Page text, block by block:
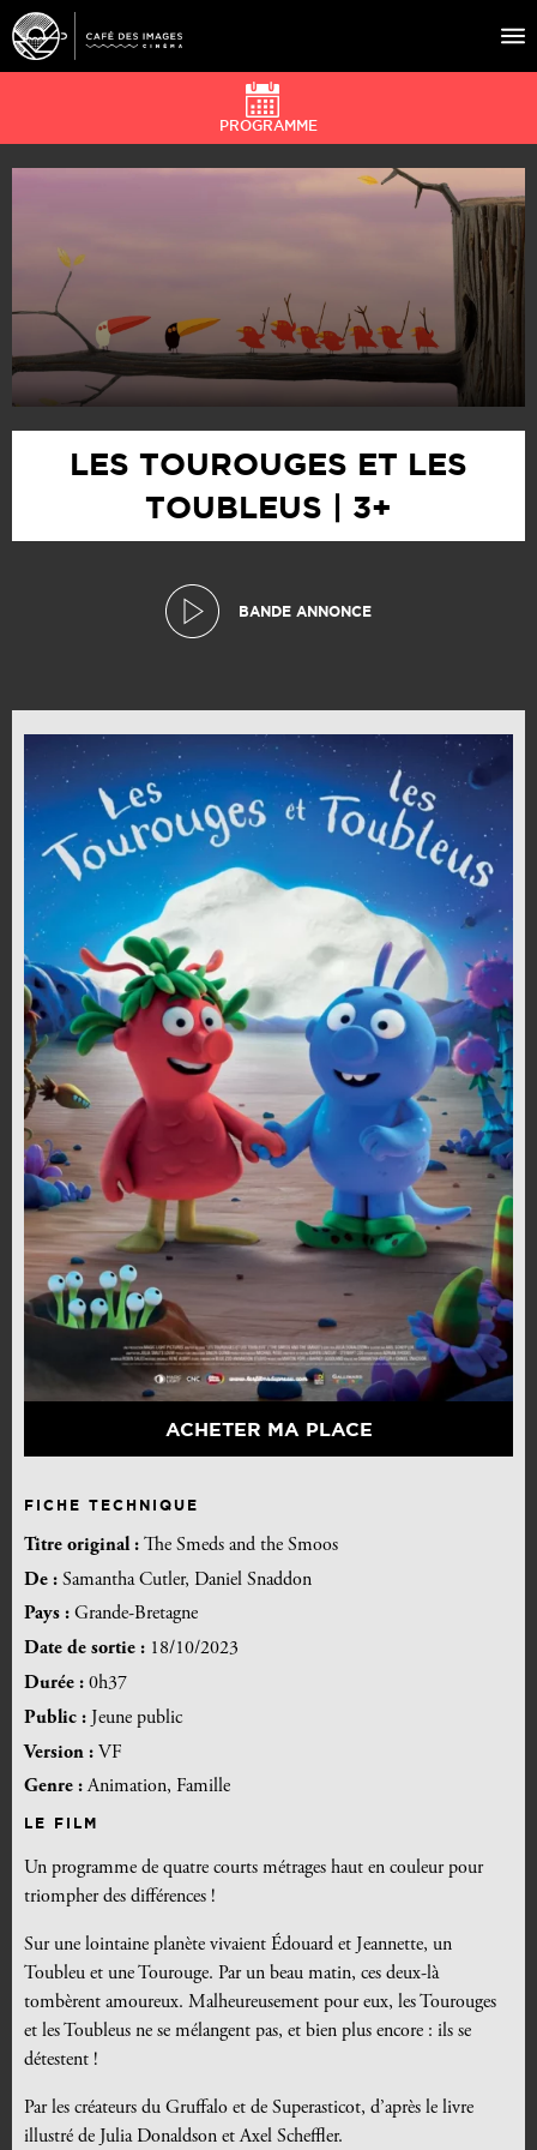
À L’AFFICHE
ÉDUCATION AUX IMAGES
LES TOUROUGES ET LES
TOUBLEUS | 3+
BANDE ANNONCE
ACHETER MA PLACE
FICHE TECHNIQUE
Titre original : The Smeds and the Smoos
De : Samantha Cutler, Daniel Snaddon
Pays : Grande-Bretagne
Date de sortie : 18/10/2023
Durée : 0h37
Public : Jeune public
Version : VF
Genre :Animation, Famille
LE FILM
Un programme de quatre courts métrages haut en couleur pour
triompher des différences !
Sur une lointaine planète vivaient Édouard et Jeannette, un
Toubleu et une Tourouge. Par un beau matin, ces deux-là
tombèrent amoureux. Malheureusement pour eux, les Tourouges
et les Toubleus ne se mélangent pas, et bien plus encore : ils se
détestent !
Par les créateurs du Gruffalo et de Superasticot, d’après le livre
illustré de Julia Donaldson et Axel Scheffler.
PROGRAMME